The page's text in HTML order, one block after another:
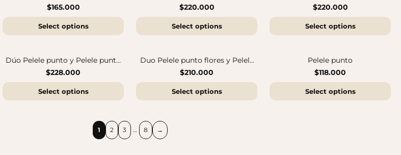
$165.000
Select options
$220.000
Select options
$220.000
Select options
Dúo Pelele punto y Pelele punto
estampado
$228.000
Select options
Duo Pelele punto flores y Pelele
punto
$210.000
Select options
Pelele punto
$118.000
Select options
1 2 3 … 8 →